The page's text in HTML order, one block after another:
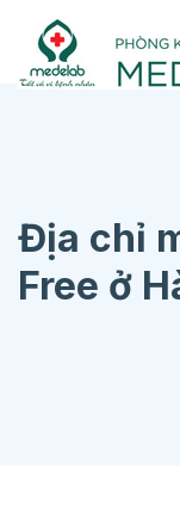
Chuyển
nội
Địa chỉ
Free ở